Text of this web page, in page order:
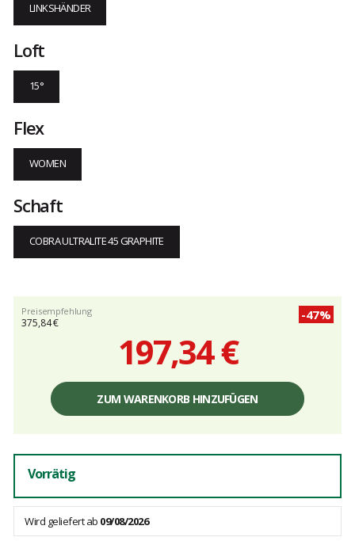
LINKSHÄNDER
Loft
15°
Flex
WOMEN
Schaft
COBRA ULTRALITE 45 GRAPHITE
Preisempfehlung
375,84 €
-47%
197,34 €
Einzelpreis,
Gebühren
ZUM WARENKORB HINZUFÜGEN
Vorrätig
Wird geliefert ab 09/08/2026